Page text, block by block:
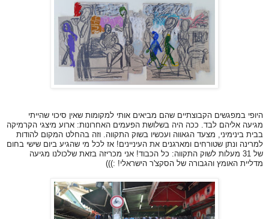
היופי במפגשים הקבוצתיים שהם מביאים אותי למקומות שאין סיכוי שהייתי
מגיעה אליהם לבד. ככה היה בשלושת הפעמים האחרונות: ארוע מיצגי הקרמיקה
בבית בינימיני, מצעד הגאווה ועכשיו בשוק התקווה. וזה בהחלט המקום להודות
למרינה ונתן שטורחים ומארגנים את העיניינים! אז לכל מי שהגיע ביום שישי בחום
של 31 מעלות לשוק התקווה: כל הכבוד! אני מכריזה בזאת שלכולנו מגיעה
מדליית האומץ והגבורה של הסקצ'ר הישראלי! :)))